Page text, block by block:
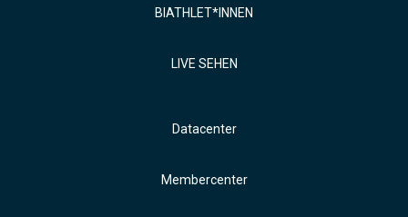
BIATHLET*INNEN
LIVE SEHEN
Datacenter
Membercenter